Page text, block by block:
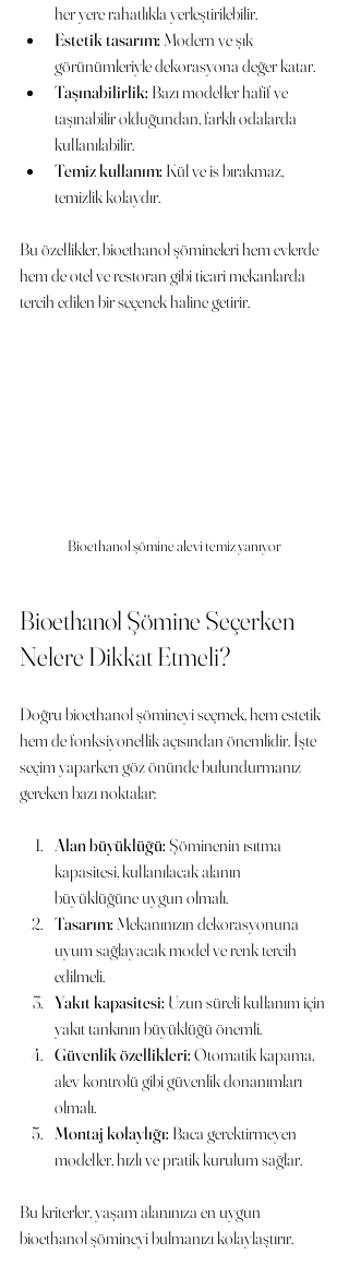
her yere rahatlıkla yerleştirilebilir.
Estetik tasarım: Modern ve şık
görünümleriyle dekorasyona değer katar.
Taşınabilirlik: Bazı modeller hafif ve
taşınabilir olduğundan, farklı odalarda
kullanılabilir.
Temiz kullanım: Kül ve is bırakmaz,
temizlik kolaydır.
Bu özellikler, bioethanol şömineleri hem evlerde
hem de otel ve restoran gibi ticari mekanlarda
tercih edilen bir seçenek haline getirir.
Bioethanol şömine alevi temiz yanıyor
Bioethanol Şömine Seçerken
Nelere Dikkat Etmeli?
Doğru bioethanol şömineyi seçmek, hem estetik
hem de fonksiyonellik açısından önemlidir. İşte
seçim yaparken göz önünde bulundurmanız
gereken bazı noktalar:
Alan büyüklüğü: Şöminenin ısıtma
kapasitesi, kullanılacak alanın
büyüklüğüne uygun olmalı.
Tasarım: Mekanınızın dekorasyonuna
uyum sağlayacak model ve renk tercih
edilmeli.
Yakıt kapasitesi: Uzun süreli kullanım için
yakıt tankının büyüklüğü önemli.
Güvenlik özellikleri: Otomatik kapama,
alev kontrolü gibi güvenlik donanımları
olmalı.
Montaj kolaylığı: Baca gerektirmeyen
modeller, hızlı ve pratik kurulum sağlar.
Bu kriterler, yaşam alanınıza en uygun
bioethanol şömineyi bulmanızı kolaylaştırır.